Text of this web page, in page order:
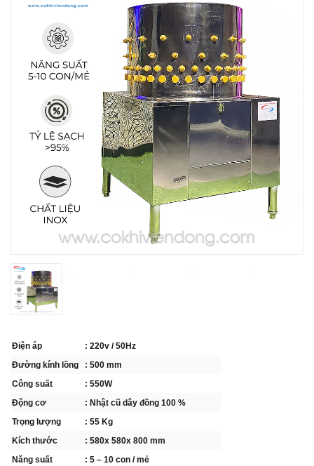
Điện áp
: 220v / 50Hz
Đường kính lồng
: 500 mm
Công suất
: 550W
Động cơ
: Nhật cũ dây đồng 100 %
Trọng lượng
: 55 Kg
Kích thước
: 580x 580x 800 mm
Năng suất
: 5 – 10 con / mẻ
MÁY CHẾ BIẾN THỰC PHẨM
MÁY CHẾ BIẾN NÔNG SẢN
THIẾT BỊ LÀM ĐỒ ĂN NHANH
THIẾT BỊ LÀM BÁNH
MÁY ĐÓNG GÓI THỰC PHẨM
THIẾT BỊ LẠNH
UNCATEGORIZED